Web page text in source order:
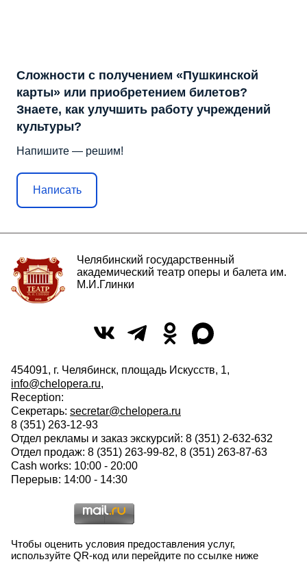
Сложности с получением «Пушкинской
карты» или приобретением билетов?
Знаете, как улучшить работу учреждений
культуры?
Напишите — решим!
Написать
Челябинский государственный
академический театр оперы и балета им.
М.И.Глинки
454091, г. Челябинск, площадь Искусств, 1,
info@chelopera.ru,
Reception:
Секретарь: secretar@chelopera.ru
8 (351) 263-12-93
Отдел рекламы и заказ экскурсий: 8 (351) 2-632-632
Отдел продаж: 8 (351) 263-99-82, 8 (351) 263-87-63
Cash works: 10:00 - 20:00
Перерыв: 14:00 - 14:30
Чтобы оценить условия предоставления услуг,
используйте QR-код или перейдите по ссылке ниже